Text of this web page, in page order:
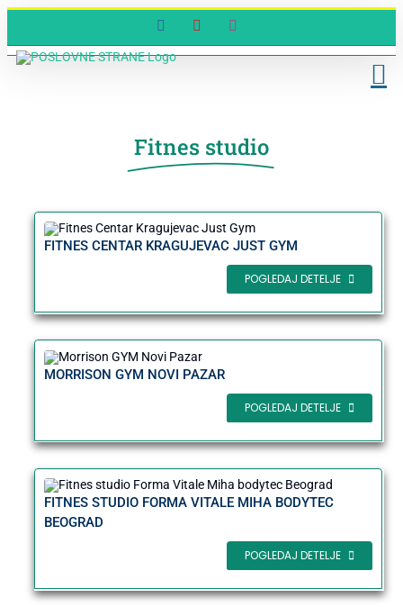
content
FacebookYouTube
Fitnes studio
FITNES CENTAR KRAGUJEVAC JUST GYM
POGLEDAJ DETELJE
MORRISON GYM NOVI PAZAR
POGLEDAJ DETELJE
FITNES STUDIO FORMA VITALE MIHA BODYTEC
BEOGRAD
POGLEDAJ DETELJE